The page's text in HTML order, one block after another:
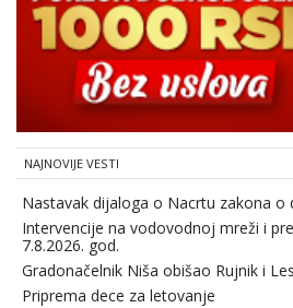
NAJNOVIJE VESTI
Nastavak dijaloga o Nacrtu zakona o
Intervencije na vodovodnoj mreži i
7.8.2026. god.
Gradonačelnik Niša obišao Rujnik i
Priprema dece za letovanje